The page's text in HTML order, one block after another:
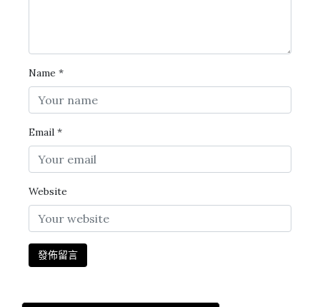
Name *
Email *
Website